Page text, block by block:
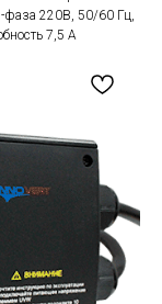
фаза 220В, 50/60 Гц,
7,5 А